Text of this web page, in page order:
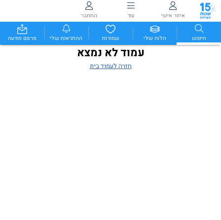
איזור אישי עוד התחבר
חיפוש הלוח שלי שמורות ההתראות שלי פרסם מודעה
עמוד לא נמצא
חזרה לעמוד בית